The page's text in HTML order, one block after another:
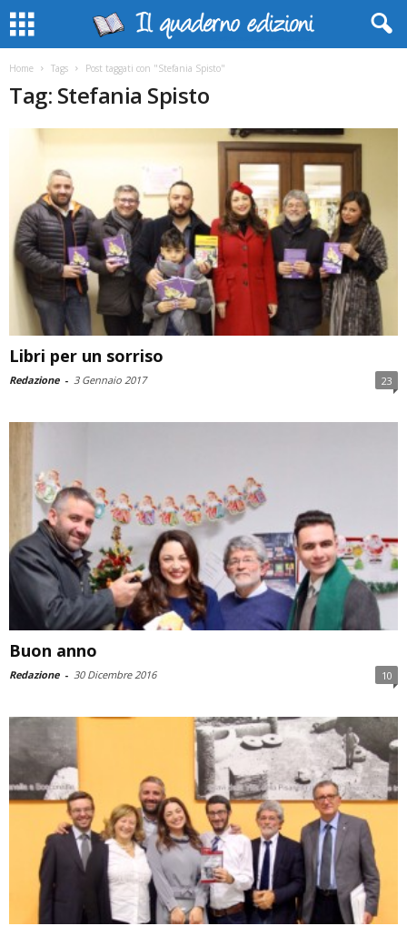
Home Tags Post taggati con "Stefania Spisto"
Tag: Stefania Spisto
Libri per un sorriso
Redazione - 3 Gennaio 2017 23
Buon anno
Redazione - 30 Dicembre 2016 10